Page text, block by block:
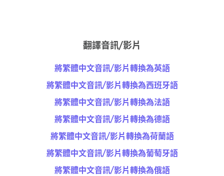
翻譯音訊/影片
將繁體中文音訊/影片轉換為英語
將繁體中文音訊/影片轉換為西班牙語
將繁體中文音訊/影片轉換為法語
將繁體中文音訊/影片轉換為德語
將繁體中文音訊/影片轉換為荷蘭語
將繁體中文音訊/影片轉換為葡萄牙語
將繁體中文音訊/影片轉換為俄語